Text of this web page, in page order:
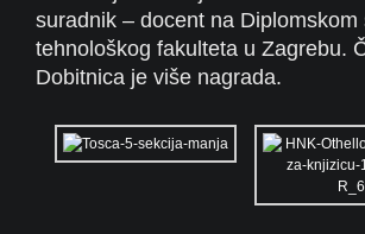
suradnik – docent na
tehnološkog fakulteta u Zagrebu.
Dobitnica je više nagrada.